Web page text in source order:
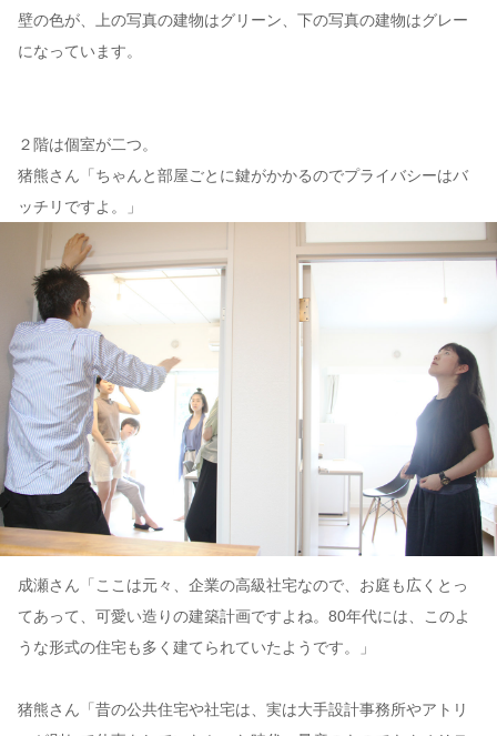
壁の色が、上の写真の建物はグリーン、下の写真の建物はグレー
になっています。
２階は個室が二つ。
猪熊さん「ちゃんと部屋ごとに鍵がかかるのでプライバシーはバ
ッチリですよ。」
成瀬さん「ここは元々、企業の高級社宅なので、お庭も広くとっ
てあって、可愛い造りの建築計画ですよね。80年代には、このよ
うな形式の住宅も多く建てられていたようです。」
猪熊さん「昔の公共住宅や社宅は、実は大手設計事務所やアトリ